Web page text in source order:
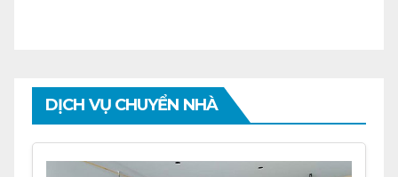
DỊCH VỤ CHUYỂN NHÀ